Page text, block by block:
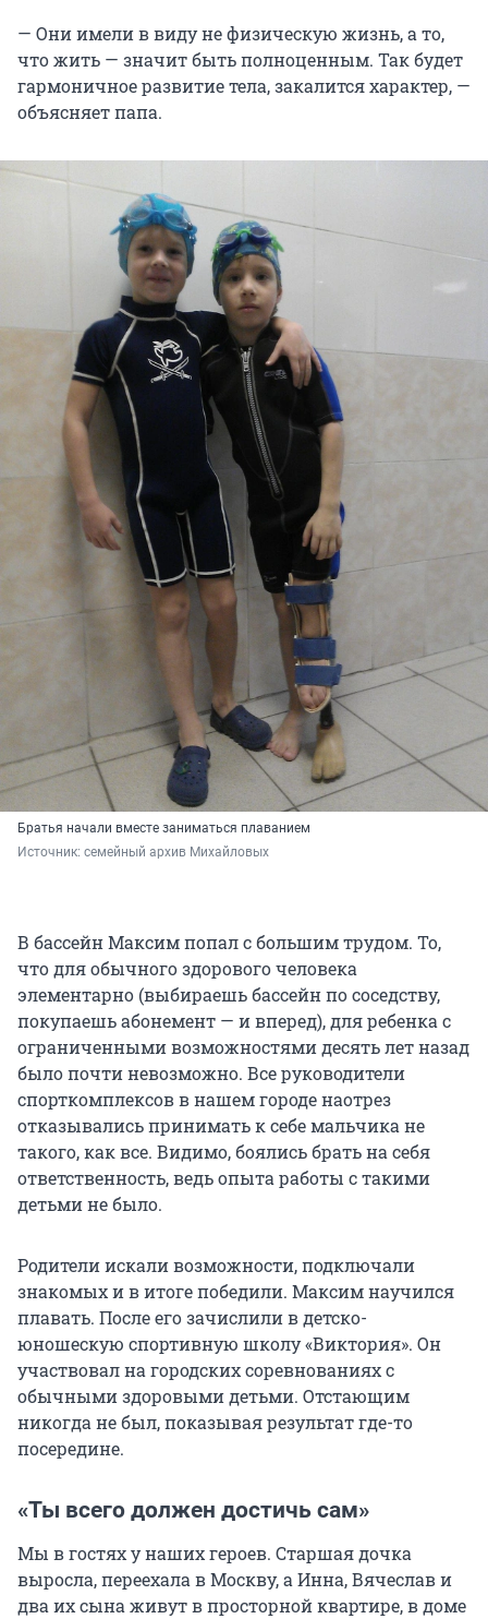
— Они имели в виду не физическую жизнь, а то,
что жить — значит быть полноценным. Так будет
гармоничное развитие тела, закалится характер, —
объясняет папа.
Братья начали вместе заниматься плаванием
Источник: семейный архив Михайловых
В бассейн Максим попал с большим трудом. То,
что для обычного здорового человека
элементарно (выбираешь бассейн по соседству,
покупаешь абонемент — и вперед), для ребенка с
ограниченными возможностями десять лет назад
было почти невозможно. Все руководители
спорткомплексов в нашем городе наотрез
отказывались принимать к себе мальчика не
такого, как все. Видимо, боялись брать на себя
ответственность, ведь опыта работы с такими
детьми не было.
Родители искали возможности, подключали
знакомых и в итоге победили. Максим научился
плавать. После его зачислили в детско-
юношескую спортивную школу «Виктория». Он
участвовал на городских соревнованиях с
обычными здоровыми детьми. Отстающим
никогда не был, показывая результат где-то
посередине.
«Ты всего должен достичь сам»
Мы в гостях у наших героев. Старшая дочка
выросла, переехала в Москву, а Инна, Вячеслав и
два их сына живут в просторной квартире, в доме